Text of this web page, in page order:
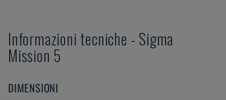
Informazioni tecniche - Sigma
Mission 5
DIMENSIONI